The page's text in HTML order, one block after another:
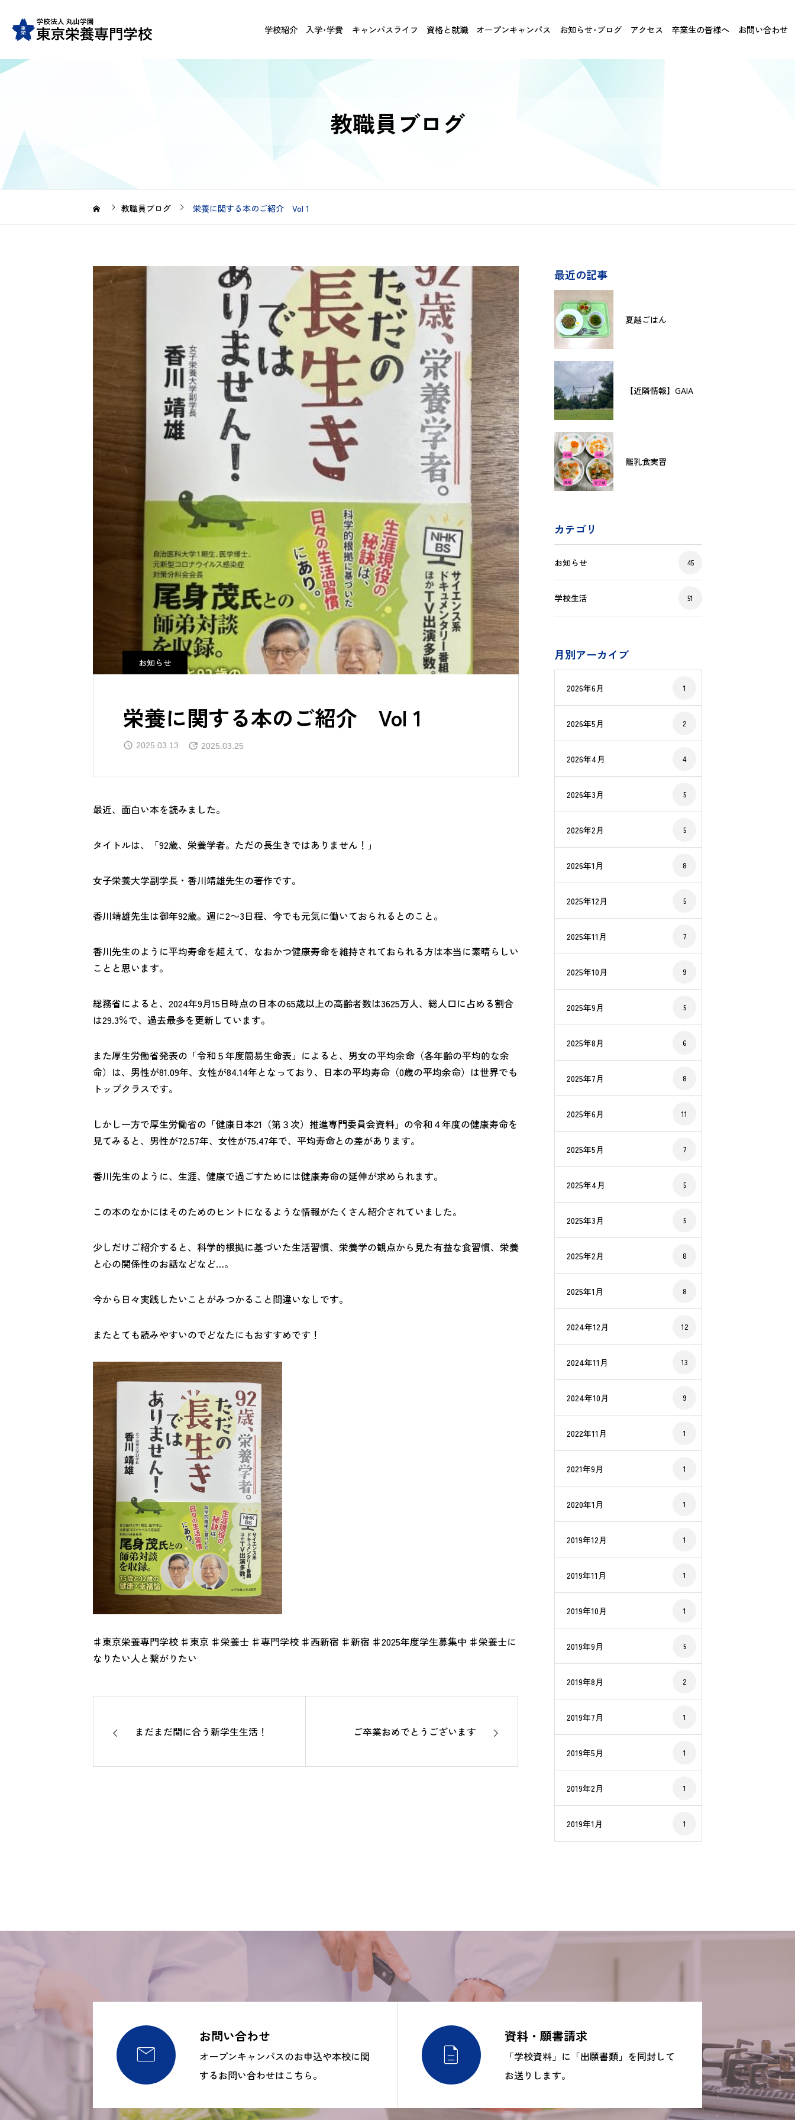
学校紹介 入学･学費 キャンパスライフ 資格と就職 オープンキャンパス お知らせ･ブログ アクセス 卒業生の皆様へ お問い合わせ
教職員ブログ
教職員ブログ 栄養に関する本のご紹介 Vol 1
お知らせ
栄養に関する本のご紹介 Vol 1
2025.03.13 2025.03.25
最近、面白い本を読みました。
タイトルは、「92歳、栄養学者。ただの長生きではありません！」
女子栄養大学副学長・香川靖雄先生の著作です。
香川靖雄先生は御年92歳。週に2～3日程、今でも元気に働いておられるとのこと。
香川先生のように平均寿命を超えて、なおかつ健康寿命を維持されておられる方は本当に素晴らしい
ことと思います。
総務省によると、2024年9月15日時点の日本の65歳以上の高齢者数は3625万人、 総人口に占める割合
は29.3％で、過去最多を更新しています。
また厚生労働省発表の「令和５年度簡易生命表」によると、男女の平均余命（各年齢の平均的な余
命）は、男性が81.09年、女性が84.14年となっており、日本の平均寿命（0歳の平均余命）は世界でも
トップクラスです。
しかし一方で厚生労働省の「健康日本21（第３次）推進専門委員会資料」の令和４年度の健康寿命を
見てみると、 男性が72.57年、女性が75.47年で、平均寿命との差があります。
香川先生のように、生涯、健康で過ごすためには健康寿命の延伸が求められます。
この本のなかにはそのためのヒントになるような情報がたくさん紹介されていました。
少しだけご紹介すると、科学的根拠に基づいた生活習慣、栄養学の観点から見た有益な食習慣、栄養
と心の関係性のお話などなど…。
今から日々実践したいことがみつかること間違いなしです。
またとても読みやすいのでどなたにもおすすめです！
♯東京栄養専門学校 ♯東京 ♯栄養士 ♯専門学校 ♯西新宿 ♯新宿 ♯2025年度学生募集中 ♯栄養士に
なりたい人と繋がりたい
まだまだ間に合う新学生生活！ ご卒業おめでとうございます
最近の記事
夏越ごはん
【近隣情報】GAIA
離乳食実習
カテゴリ
お知らせ 45
学校生活 51
月別アーカイブ
2026年6月 1
2026年5月 2
2026年4月 4
2026年3月 5
2026年2月 5
2026年1月 8
2025年12月 5
2025年11月 7
2025年10月 9
2025年9月 5
2025年8月 6
2025年7月 8
2025年6月 11
2025年5月 7
2025年4月 5
2025年3月 5
2025年2月 8
2025年1月 8
2024年12月 12
2024年11月 13
2024年10月 9
2022年11月 1
2021年9月 1
2020年1月 1
2019年12月 1
2019年11月 1
2019年10月 1
2019年9月 5
2019年8月 2
2019年7月 1
2019年5月 1
2019年2月 1
2019年1月 1

お問い合わせ
オープンキャンパスのお申込や本校に関
するお問い合わせはこちら。

資料・願書請求
「学校資料」に「出願書類」を同封して
お送りします。